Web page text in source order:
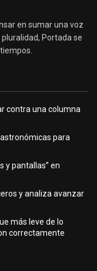
en sumar una voz
Portada se
contra una columna
para
y pantallas” en
y analiza avanzar
más leve de lo
correctamente